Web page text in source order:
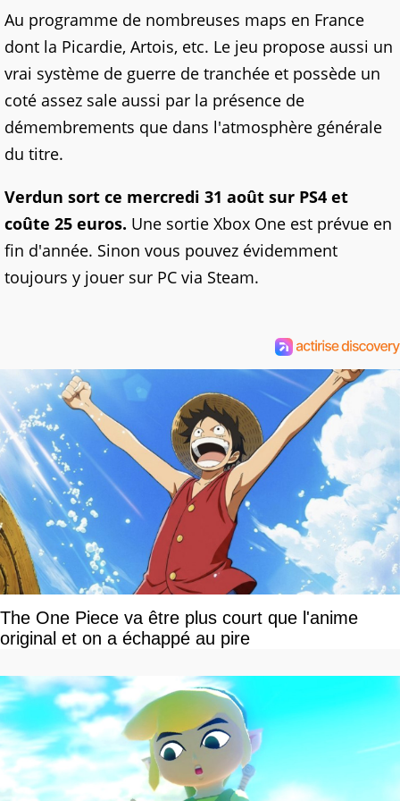
Au programme de nombreuses maps en France
dont la Picardie, Artois, etc. Le jeu propose aussi un
vrai système de guerre de tranchée et possède un
coté assez sale aussi par la présence de
démembrements que dans l'atmosphère générale
du titre.
Verdun sort ce mercredi 31 août sur PS4 et
coûte 25 euros. Une sortie Xbox One est prévue en
fin d'année. Sinon vous pouvez évidemment
toujours y jouer sur PC via Steam.
The One Piece va être plus court que l'anime
original et on a échappé au pire